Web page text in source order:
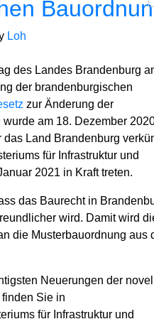
News
Loh
des Landes Brandenburg
der brandenburgischen
zur Änderung der
am 18. Dezember
Land Brandenburg
für Infrastruktur und
2021 in Kraft treten.
das Baurecht in
wird. Damit wird
die Musterbauordnung aus
Neuerungen der
Sie in
für Infrastruktur und